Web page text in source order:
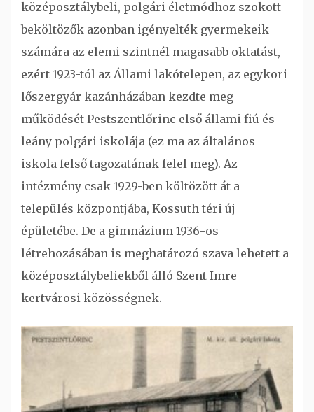
középosztálybeli, polgári életmódhoz szokott
beköltözők azonban igényelték gyermekeik
számára az elemi szintnél magasabb oktatást,
ezért 1923-tól az Állami lakótelepen, az egykori
lőszergyár kazánházában kezdte meg
működését Pestszentlőrinc első állami fiú és
leány polgári iskolája (ez ma az általános
iskola felső tagozatának felel meg). Az
intézmény csak 1929-ben költözött át a
település központjába, Kossuth téri új
épületébe. De a gimnázium 1936-os
létrehozásában is meghatározó szava lehetett a
középosztálybeliekből álló Szent Imre-
kertvárosi közösségnek.